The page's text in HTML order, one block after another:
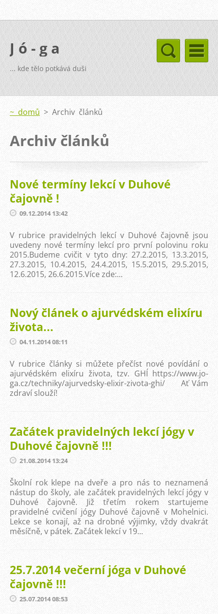
J ó - g a
... kde tělo potkává duši
~ domů > Archiv článků
Archiv článků
Nové termíny lekcí v Duhové
čajovně !
09.12.2014 13:42
V rubrice pravidelných lekcí v Duhové čajovně jsou
uvedeny nové termíny lekcí pro první polovinu roku
2015.Budeme cvičit v tyto dny: 27.2.2015, 13.3.2015,
27.3.2015, 10.4.2015, 24.4.2015, 15.5.2015, 29.5.2015,
12.6.2015, 26.6.2015.Více zde:...
Nový článek o ajurvédském elixíru
života...
04.11.2014 08:11
V rubrice články si můžete přečíst nové povídání o
ajurvédském elixíru života, tzv. GHÍ https://www.jo-
ga.cz/techniky/ajurvedsky-elixir-zivota-ghi/ Ať Vám
zdraví slouží!
Začátek pravidelných lekcí jógy v
Duhové čajovně !!!
21.08.2014 13:24
Školní rok klepe na dveře a pro nás to neznamená
nástup do školy, ale začátek pravidelných lekcí jógy v
Duhové čajovně. Již třetím rokem startujeme
pravidelné cvičení jógy Duhové čajovně v Mohelnici.
Lekce se konají, až na drobné výjimky, vždy dvakrát
měsíčně, v pátek. Začátek lekcí v 19...
25.7.2014 večerní jóga v Duhové
čajovně !!!
25.07.2014 08:53